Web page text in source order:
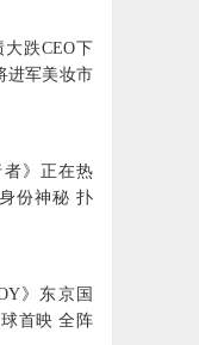
跌CEO下
进军美妆市
》正在热
份神秘 扑
》东京国
首映 全阵